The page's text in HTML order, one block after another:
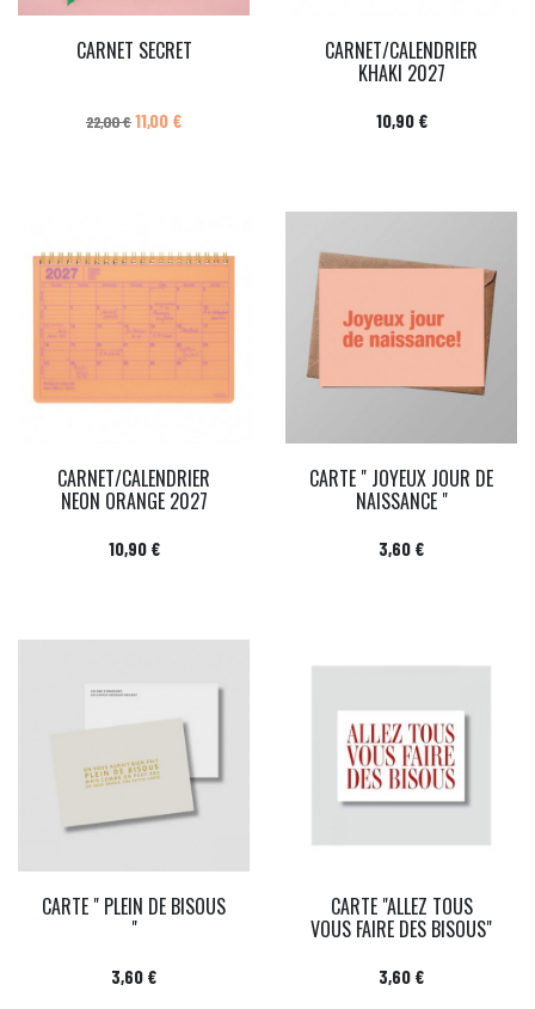
CARNET SECRET
Prix de base
22,00 €Prix
11,00 €
CARNET/CALENDRIER
KHAKI 2027
Prix
10,90 €
CARNET/CALENDRIER
NEON ORANGE 2027
Prix
10,90 €
CARTE " JOYEUX JOUR DE
NAISSANCE "
Prix
3,60 €
CARTE " PLEIN DE BISOUS
"
Prix
3,60 €
CARTE "ALLEZ TOUS
VOUS FAIRE DES BISOUS"
Prix
3,60 €